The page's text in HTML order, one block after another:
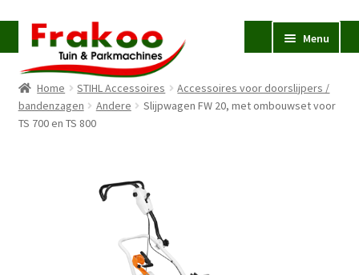
Ga
door
naar
navigatie
Ga
naar
de
inhoud
Menu
Homepage
Verkoop en Reparatie
Home STIHL Accessoires
Accessoires voor doorslijpers /
bandenzagen
Andere
Slijpwagen FW 20, met ombouwset voor
TS 700 en TS 800